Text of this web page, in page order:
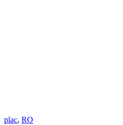
plac, RO